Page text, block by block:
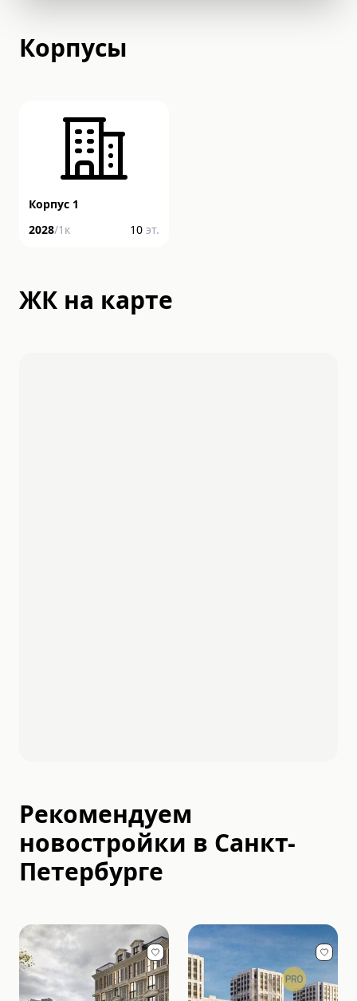
Корпусы
Корпус 1
2028/1 к 10 эт.
ЖК на карте
Рекомендуем
новостройки в Санкт-
Петербурге